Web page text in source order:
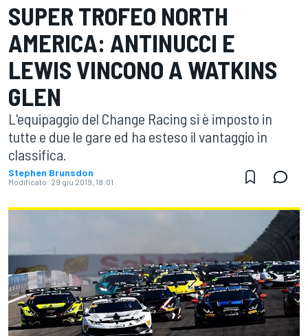
SUPER TROFEO NORTH
AMERICA: ANTINUCCI E
LEWIS VINCONO A WATKINS
GLEN
L'equipaggio del Change Racing si è imposto in
tutte e due le gare ed ha esteso il vantaggio in
classifica.
Stephen Brunsdon
Modificato: 29 giu 2019, 18:01